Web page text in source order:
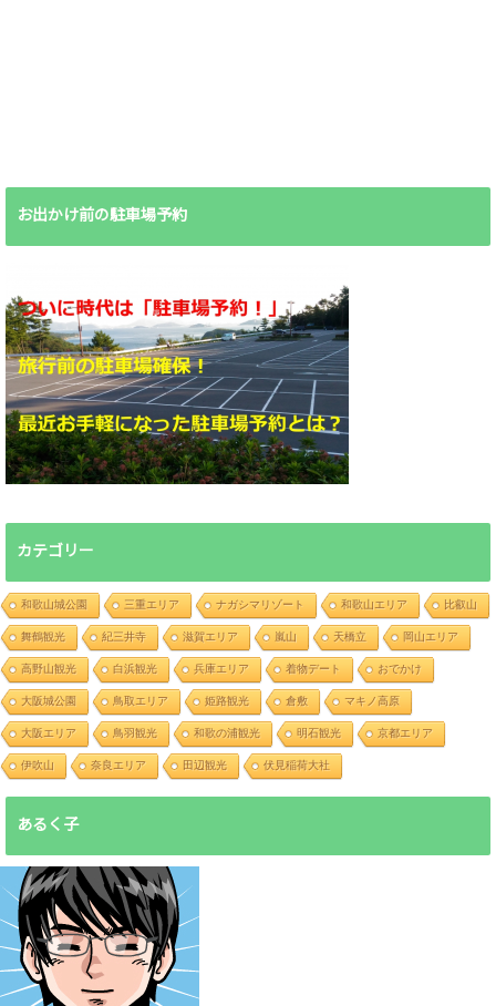
お出かけ前の駐車場予約
カテゴリー
和歌山城公園 三重エリア ナガシマリゾート 和歌山エリア 比叡山
舞鶴観光 紀三井寺 滋賀エリア 嵐山 天橋立 岡山エリア
高野山観光 白浜観光 兵庫エリア 着物デート おでかけ
大阪城公園 鳥取エリア 姫路観光 倉敷 マキノ高原
大阪エリア 鳥羽観光 和歌の浦観光 明石観光 京都エリア
伊吹山 奈良エリア 田辺観光 伏見稲荷大社
あるく子